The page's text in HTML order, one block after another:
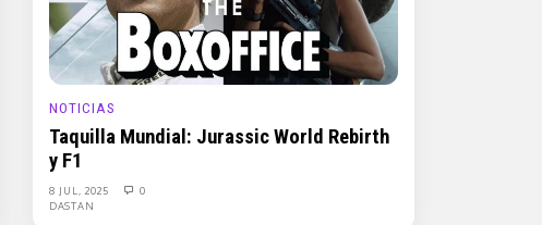
NOTICIAS
Taquilla Mundial: Jurassic World Rebirth
y F1
8 JUL, 2025
0
DASTAN